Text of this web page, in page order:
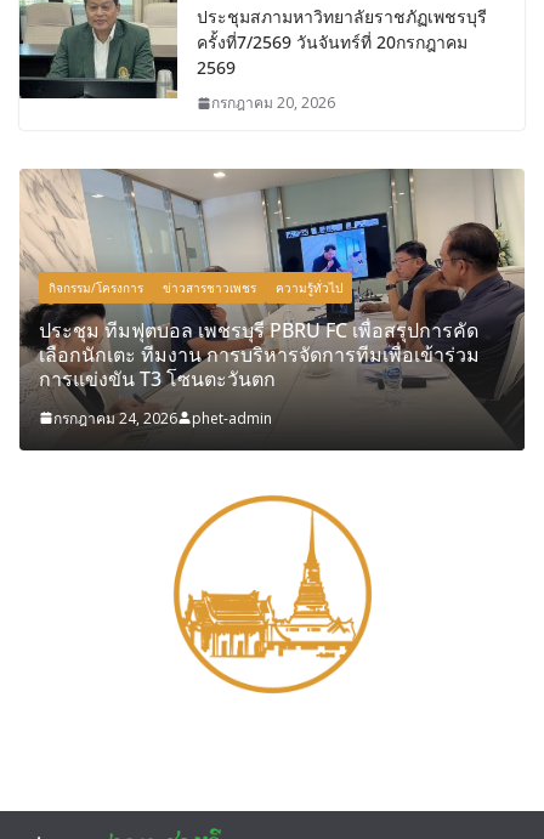
ประชุมสภามหาวิทยาลัยราชภัฏเพชรบุรี
ครั้งที่7/2569 วันจันทร์ที่ 20กรกฎาคม
2569
กรกฎาคม 20, 2026
กิจกรรม/โครงการ ข่าวสารชาวเพชร ความรู้ทั่วไป
ประชุม ทีมฟุตบอล เพชรบุรี PBRU FC เพื่อสรุปการคัด
เลือกนักเตะ ทีมงาน การบริหารจัดการทีมเพื่อเข้าร่วม
การแข่งขัน T3 โซนตะวันตก
กรกฎาคม 24, 2026 phet-admin